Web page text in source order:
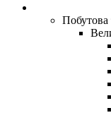
Побутова